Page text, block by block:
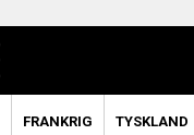
FRANKRIG TYSKLAND